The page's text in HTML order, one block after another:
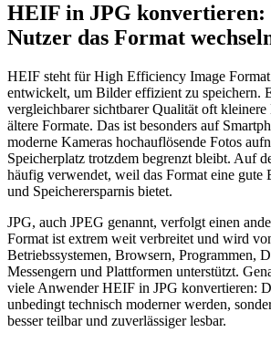
HEIF in JPG
Nutzer das Format
HEIF steht für High Efficiency Image
entwickelt, um Bilder effizient zu speichern.
vergleichbarer sichtbarer Qualität oft kleinere
ältere Formate. Das ist besonders auf
moderne Kameras hochauflösende Fotos
Speicherplatz trotzdem begrenzt bleibt. Auf
häufig verwendet, weil das Format eine gute
und Speicherersparnis bietet.
JPG, auch JPEG genannt, verfolgt einen
Format ist extrem weit verbreitet und wird
Betriebssystemen, Browsern, Programmen,
Messengern und Plattformen unterstützt.
viele Anwender HEIF in JPG konvertieren:
unbedingt technisch moderner werden,
besser teilbar und zuverlässiger lesbar.